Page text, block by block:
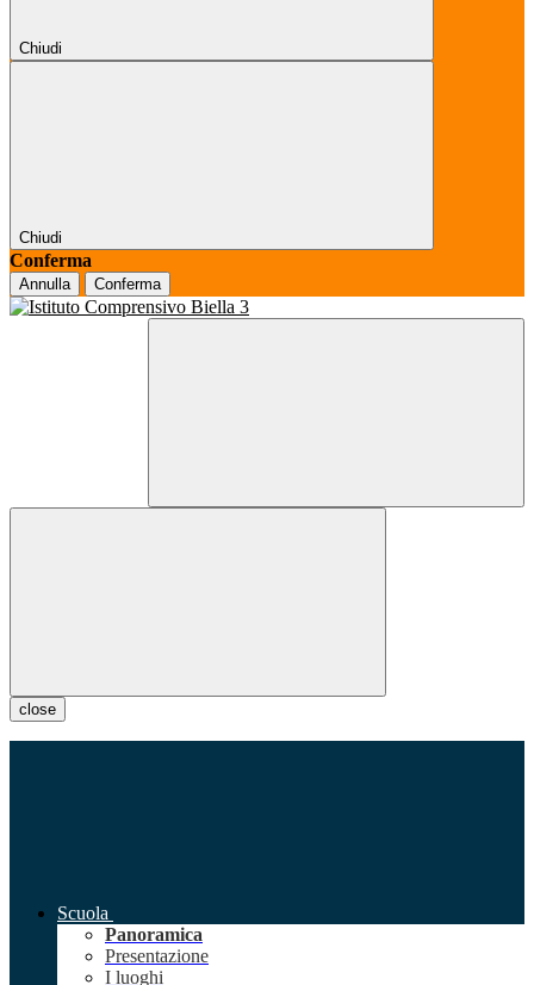
Chiudi
Chiudi
Conferma
Annulla Conferma
close
Scuola
Panoramica
Presentazione
I luoghi